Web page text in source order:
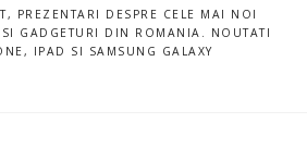
PREZENTARI DESPRE CELE MAI NOI
SI GADGETURI DIN ROMANIA. NOUTATI
IPAD SI SAMSUNG GALAXY